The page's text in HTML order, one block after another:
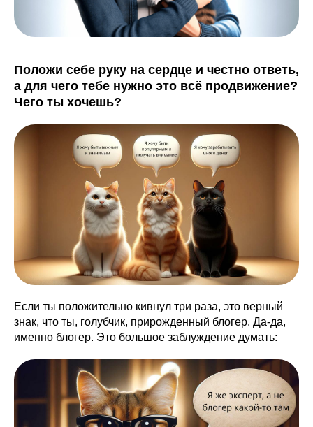
Положи себе руку на сердце и честно ответь,
а для чего тебе нужно это всё продвижение?
Чего ты хочешь?
Если ты положительно кивнул три раза, это верный
знак, что ты, голубчик, прирожденный блогер. Да-да,
именно блогер. Это большое заблуждение думать: